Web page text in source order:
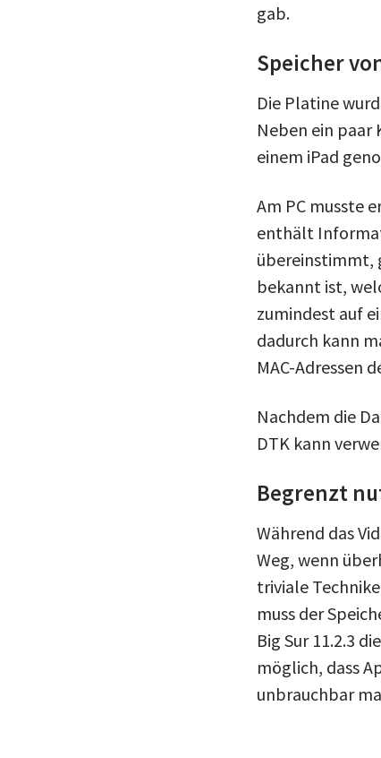
gab.
Speicher
Die Platine
Neben ein paar
einem iPad
Am PC musste
enthält
übereinstimmt,
bekannt ist,
zumindest auf
dadurch kann
MAC-Adressen
Nachdem die
DTK kann
Begrenzt
Während das
Weg, wenn
triviale
muss der
Big Sur 11.2.3
möglich, dass
unbrauchbar